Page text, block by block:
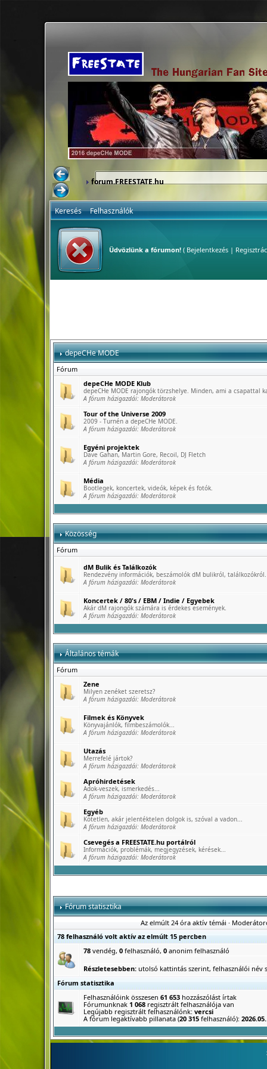
forum.FREESTATE.hu
Keresés Felhasználók
Üdvözlünk a fórumon!( Bejelentkezés|
depeCHe MODE
Fórum
depeCHe MODE Klub
depeCHe MODE rajongók törzshelye. Minden, ami a csapattal
A fórum házigazdái: Moderátorok
Tour of the Universe 2009
2009 - Turnén a depeCHe MODE.
A fórum házigazdái: Moderátorok
Egyéni projektek
Dave Gahan, Martin Gore, Recoil, DJ Fletch
A fórum házigazdái: Moderátorok
Média
Bootlegek, koncertek, videók, képek és fotók.
A fórum házigazdái: Moderátorok
Közösség
Fórum
dM Bulik és Találkozók
Rendezvény információk, beszámolók dM bulikról, találkozókról.
A fórum házigazdái: Moderátorok
Koncertek / 80's / EBM / Indie / Egyebek
Akár dM rajongók számára is érdekes események.
A fórum házigazdái: Moderátorok
Általános témák
Fórum
Zene
Milyen zenéket szeretsz?
A fórum házigazdái: Moderátorok
Filmek és Könyvek
Könyvajánlók, filmbeszámolók...
A fórum házigazdái: Moderátorok
Utazás
Merrefelé jártok?
A fórum házigazdái: Moderátorok
Apróhirdetések
Adok-veszek, ismerkedés...
A fórum házigazdái: Moderátorok
Egyéb
Kötetlen, akár jelentéktelen dolgok is, szóval a vadon...
A fórum házigazdái: Moderátorok
Csevegés a FREESTATE.hu portálról
Információk, problémák, megjegyzések, kérések...
A fórum házigazdái: Moderátorok
Fórum statisztika
Az elmúlt 24 óra aktív témái ·
78 felhasználó volt aktív az elmúlt 15 percben
78vendég, 0felhasználó, 0anonim felhasználó
Részletesebben: utolsó kattintás szerint, felhasználói név
Fórum statisztika
Felhasználóink összesen 61 653hozzászólást írtak
Fórumunknak 1 068regisztrált felhasználója van
Legújabb regisztrált felhasználónk: vercsi
A fórum legaktívabb pillanata (20 315felhasználó):